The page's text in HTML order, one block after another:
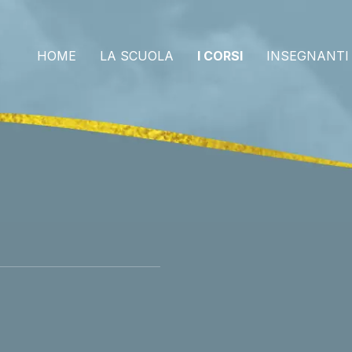
HOME LA SCUOLA I CORSI INSEGNANTI